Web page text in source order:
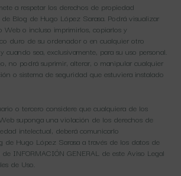
a respetar los derechos de propiedad
Blog de Hugo López Sarasa. Podrá visualizar
Web o incluso imprimirlos, copiarlos y
duro de su ordenador o en cualquier otro
cuando sea, exclusivamente, para su uso personal.
no podrá suprimir, alterar, o manipular cualquier
o sistema de seguridad que estuviera instalado
o tercero considere que cualquiera de los
suponga una violación de los derechos de
intelectual, deberá comunicarlo
de Hugo López Sarasa a través de los datos de
INFORMACIÓN GENERAL de este Aviso Legal
de Uso.